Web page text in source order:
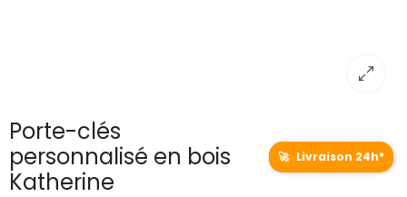
Porte-clés
personnalisé en bois
Katherine
🚀 Livraison 24h*